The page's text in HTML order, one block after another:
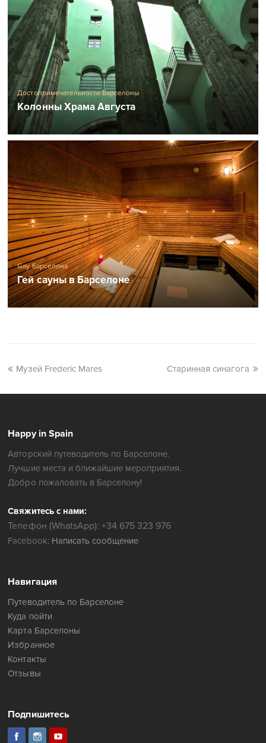
Достопримечательности Барселоны
Колонны Храма Августа
Gay Барселона
Гей сауны в Барселоне
Музей Frederic Mares Старинная синагога
Happy in Spain
Авторский путеводитель по Барселоне.
Лучшие места и ближайшие мероприятия.
Добро пожаловать в Барселону!
Свяжитесь с нами:
Телефон (WhatsApp): +34 675 323 976
Facebook: Написать сообщение
Навигация
Путеводитель по Барселоне
Куда пойти
Карта Барселоны
Избранное
Контакты
Отзывы
Подпишитесь